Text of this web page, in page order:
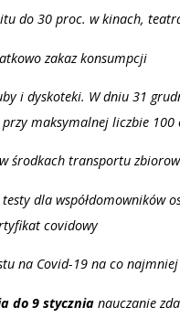
do 30 proc. w kinach,
zakaz konsumpcji
i dyskoteki. W dniu 31
maksymalnej liczbie 100
środkach transportu
dla współdomowników
covidowy
na Covid-19 na co
do 9 stycznia nauczanie